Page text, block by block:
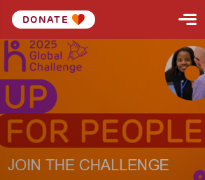
DONATE